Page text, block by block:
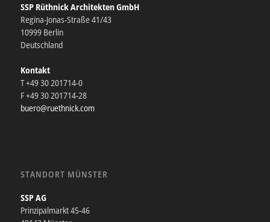
SSP Rüthnick Architekten GmbH
Regina-Jonas-Straße 41/43
10999 Berlin
Deutschland
Kontakt
T +49 30 201714-0
F +49 30 201714-28
buero@ruethnick.com
STANDORT MÜNSTER
SSP AG
Prinzipalmarkt 45-46